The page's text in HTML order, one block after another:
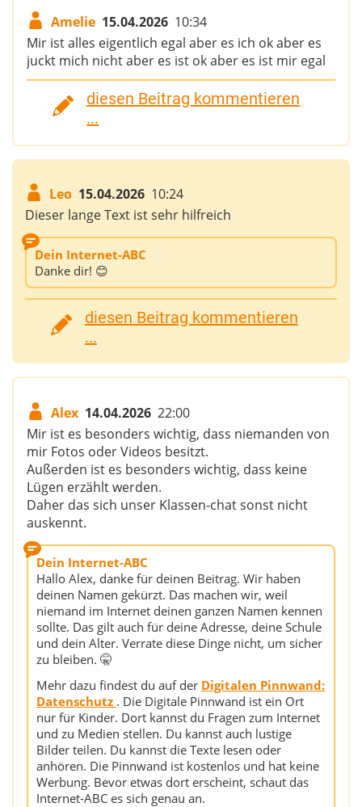
Amelie 15.04.2026 10:34
Mir ist alles eigentlich egal aber es ich ok aber es
juckt mich nicht aber es ist ok aber es ist mir egal
diesen Beitrag kommentieren
...
Leo 15.04.2026 10:24
Dieser lange Text ist sehr hilfreich
Dein Internet-ABC
Danke dir! 😊
diesen Beitrag kommentieren
...
Alex 14.04.2026 22:00
Mir ist es besonders wichtig, dass niemanden von
mir Fotos oder Videos besitzt.
Außerden ist es besonders wichtig, dass keine
Lügen erzählt werden.
Daher das sich unser Klassen-chat sonst nicht
auskennt.
Dein Internet-ABC
Hallo Alex, danke für deinen Beitrag. Wir haben
deinen Namen gekürzt. Das machen wir, weil
niemand im Internet deinen ganzen Namen kennen
sollte. Das gilt auch für deine Adresse, deine Schule
und dein Alter. Verrate diese Dinge nicht, um sicher
zu bleiben. 🤫
Mehr dazu findest du auf der Digitalen Pinnwand:
Datenschutz . Die Digitale Pinnwand ist ein Ort
nur für Kinder. Dort kannst du Fragen zum Internet
und zu Medien stellen. Du kannst auch lustige
Bilder teilen. Du kannst die Texte lesen oder
anhören. Die Pinnwand ist kostenlos und hat keine
Werbung. Bevor etwas dort erscheint, schaut das
Internet-ABC es sich genau an.